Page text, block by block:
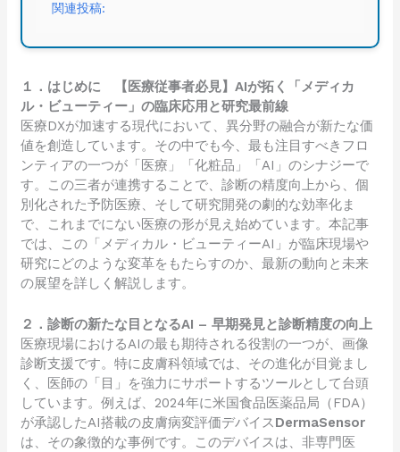
関連投稿:
１．はじめに 【医療従事者必見】AIが拓く「メディカ
ル・ビューティー」の臨床応用と研究最前線
医療DXが加速する現代において、異分野の融合が新たな価
値を創造しています。その中でも今、最も注目すべきフロ
ンティアの一つが「医療」「化粧品」「AI」のシナジーで
す。この三者が連携することで、診断の精度向上から、個
別化された予防医療、そして研究開発の劇的な効率化ま
で、これまでにない医療の形が見え始めています。本記事
では、この「メディカル・ビューティーAI」が臨床現場や
研究にどのような変革をもたらすのか、最新の動向と未来
の展望を詳しく解説します。
２．診断の新たな目となるAI – 早期発見と診断精度の向上
医療現場におけるAIの最も期待される役割の一つが、画像
診断支援です。特に皮膚科領域では、その進化が目覚まし
く、医師の「目」を強力にサポートするツールとして台頭
しています。例えば、2024年に米国食品医薬品局（FDA）
が承認したAI搭載の皮膚病変評価デバイスDermaSensor
は、その象徴的な事例です。このデバイスは、非専門医